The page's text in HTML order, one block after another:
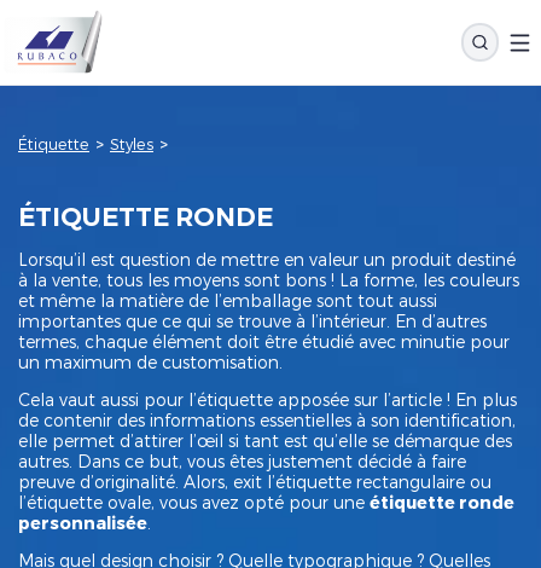
Étiquette > Styles >
ÉTIQUETTE RONDE
Lorsqu’il est question de mettre en valeur un produit destiné
à la vente, tous les moyens sont bons ! La forme, les couleurs
et même la matière de l’emballage sont tout aussi
importantes que ce qui se trouve à l’intérieur. En d’autres
termes, chaque élément doit être étudié avec minutie pour
un maximum de customisation.
Cela vaut aussi pour l’étiquette apposée sur l’article ! En plus
de contenir des informations essentielles à son identification,
elle permet d’attirer l’œil si tant est qu’elle se démarque des
autres. Dans ce but, vous êtes justement décidé à faire
preuve d’originalité. Alors, exit l’étiquette rectangulaire ou
l’étiquette ovale, vous avez opté pour une étiquette ronde
personnalisée
Mais quel design choisir ? Quelle typographique ? Quelles